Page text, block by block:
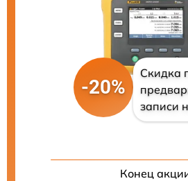
-20%
Скидка
записи
Конец